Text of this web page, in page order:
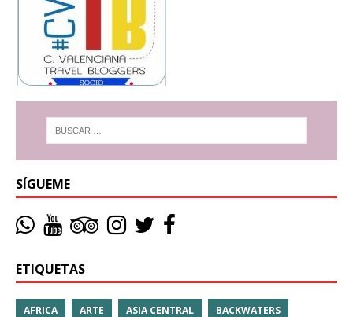
SÍGUEME
ETIQUETAS
AFRICA ARTE ASIA CENTRAL BACKWATERS